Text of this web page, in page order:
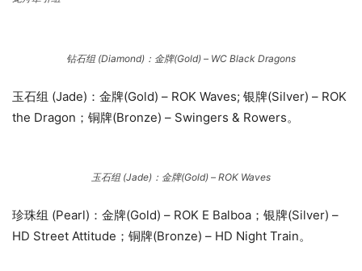
钻石组 (Diamond)：金牌(Gold) – WC Black Dragons
玉石组 (Jade)：金牌(Gold) – ROK Waves; 银牌(Silver) – ROK
the Dragon；铜牌(Bronze) – Swingers & Rowers。
玉石组 (Jade)：金牌(Gold) – ROK Waves
珍珠组 (Pearl)：金牌(Gold) – ROK E Balboa；银牌(Silver) –
HD Street Attitude；铜牌(Bronze) – HD Night Train。